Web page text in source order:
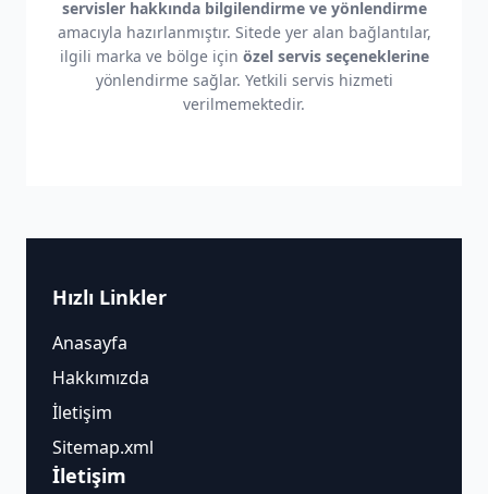
servisler hakkında bilgilendirme ve yönlendirme
amacıyla hazırlanmıştır. Sitede yer alan bağlantılar,
ilgili marka ve bölge için özel servis seçeneklerine
yönlendirme sağlar. Yetkili servis hizmeti
verilmemektedir.
Hızlı Linkler
Anasayfa
Hakkımızda
İletişim
Sitemap.xml
İletişim